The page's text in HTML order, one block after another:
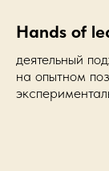
Hands of
деятельный
на опытном